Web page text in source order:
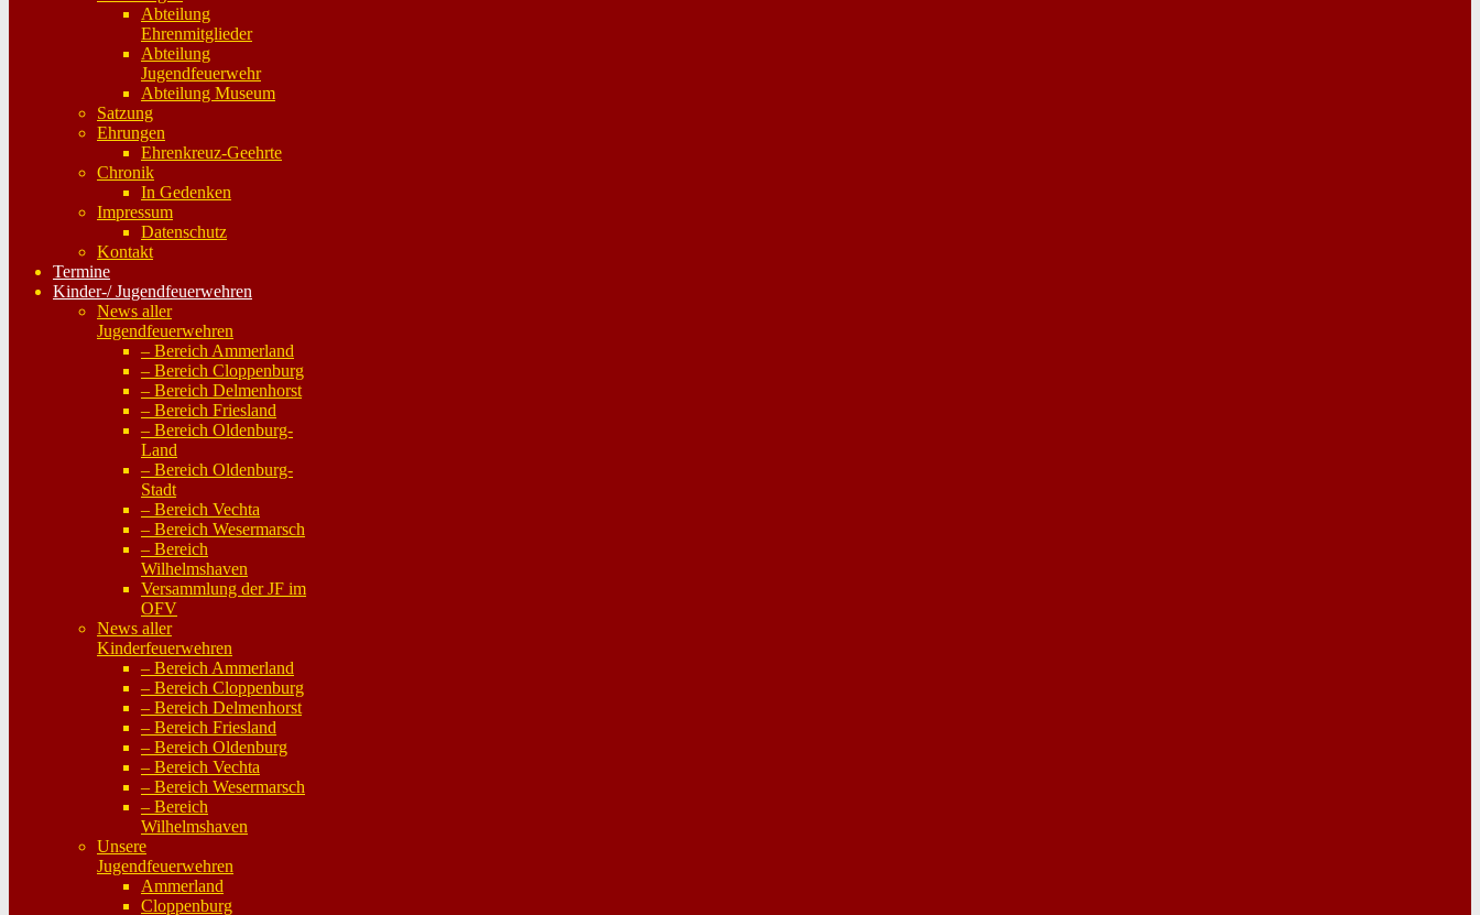
Abteilung
Ehrenmitglieder
Abteilung
Jugendfeuerwehr
Abteilung Museum
Satzung
Ehrungen
Ehrenkreuz-Geehrte
Chronik
In Gedenken
Impressum
Datenschutz
Kontakt
Termine
Kinder-/ Jugendfeuerwehren
News aller
Jugendfeuerwehren
– Bereich Ammerland
– Bereich Cloppenburg
– Bereich Delmenhorst
– Bereich Friesland
– Bereich Oldenburg-
Land
– Bereich Oldenburg-
Stadt
– Bereich Vechta
– Bereich Wesermarsch
– Bereich
Wilhelmshaven
Versammlung der JF im
OFV
News aller
Kinderfeuerwehren
– Bereich Ammerland
– Bereich Cloppenburg
– Bereich Delmenhorst
– Bereich Friesland
– Bereich Oldenburg
– Bereich Vechta
– Bereich Wesermarsch
– Bereich
Wilhelmshaven
Unsere
Jugendfeuerwehren
Ammerland
Cloppenburg